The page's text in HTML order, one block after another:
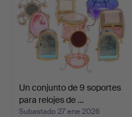
Un conjunto de 9 soportes
para relojes de …
Subastado 27 ene 2026